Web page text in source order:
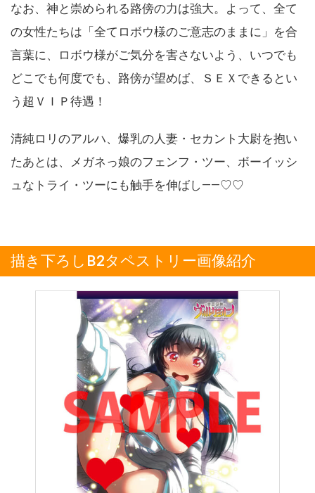
なお、神と崇められる路傍の力は強大。よって、全て
の女性たちは「全てロボウ様のご意志のままに」を合
言葉に、ロボウ様がご気分を害さないよう、いつでも
どこでも何度でも、路傍が望めば、ＳＥＸできるとい
う超ＶＩＰ待遇！
清純ロリのアルハ、爆乳の人妻・セカント大尉を抱い
たあとは、メガネっ娘のフェンフ・ツー、ボーイッシ
ュなトライ・ツーにも触手を伸ばし――♡♡
描き下ろしB2タペストリー画像紹介